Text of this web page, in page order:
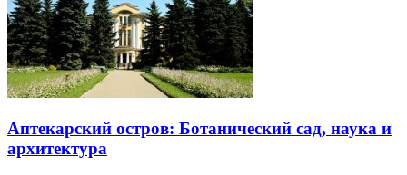
Аптекарский остров: Ботанический сад, наука и
архитектура